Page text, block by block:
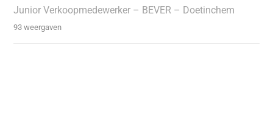
Junior Verkoopmedewerker – BEVER – Doetinchem
93 weergaven